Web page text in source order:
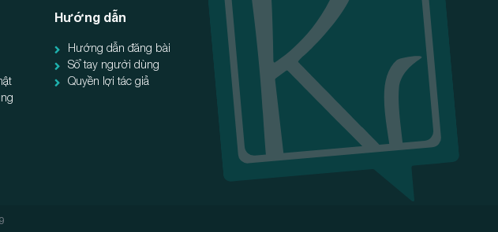
Hướng dẫn
Hướng dẫn đăng bài
Sổ tay người dùng
Quyền lợi tác giả